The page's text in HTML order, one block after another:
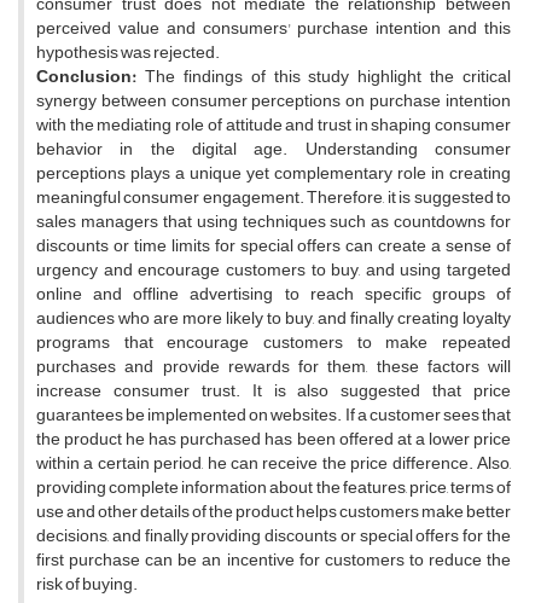
perceived value and consumers' purchase intention and this
hypothesis was rejected.
Conclusion: The findings of this study highlight the critical
synergy between consumer perceptions on purchase intention
with the mediating role of attitude and trust in shaping consumer
behavior in the digital age. Understanding consumer
perceptions plays a unique yet complementary role in creating
meaningful consumer engagement. Therefore, it is suggested to
sales managers that using techniques such as countdowns for
discounts or time limits for special offers can create a sense of
urgency and encourage customers to buy, and using targeted
online and offline advertising to reach specific groups of
audiences who are more likely to buy, and finally creating loyalty
programs that encourage customers to make repeated
purchases and provide rewards for them, these factors will
increase consumer trust. It is also suggested that price
guarantees be implemented on websites. If a customer sees that
the product he has purchased has been offered at a lower price
within a certain period, he can receive the price difference. Also,
providing complete information about the features, price, terms of
use and other details of the product helps customers make better
decisions, and finally providing discounts or special offers for the
first purchase can be an incentive for customers to reduce the
risk of buying.